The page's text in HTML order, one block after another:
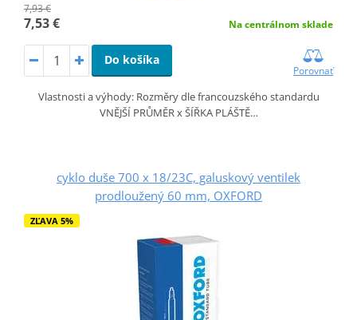
7,93 €
7,53 € Na centrálnom sklade
Do košíka
Porovnať
Vlastnosti a výhody: Rozměry dle francouzského standardu
VNĚJŠÍ PRŮMĚR x ŠÍŘKA PLÁŠTĚ…
cyklo duše 700 x 18/23C, galuskový ventilek
prodloužený 60 mm, OXFORD
ZĽAVA 5%